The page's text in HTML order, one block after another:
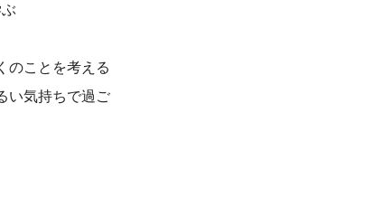
のことを考える
い気持ちで過ご